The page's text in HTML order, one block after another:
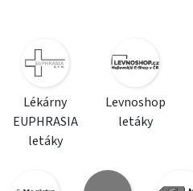
Lékárny
EUPHRASIA
letáky
Levnoshop
letáky